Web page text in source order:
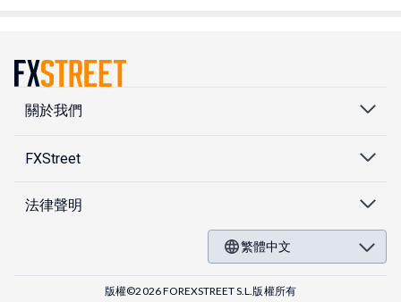
關於我們
FXStreet
法律聲明
繁體中文
版權©2026 FOREXSTREET S.L.版權所有